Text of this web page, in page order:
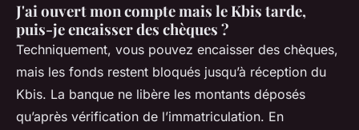
J'ai ouvert mon compte mais le Kbis tarde,
puis-je encaisser des chèques ?
Techniquement, vous pouvez encaisser des chèques,
mais les fonds restent bloqués jusqu’à réception du
Kbis. La banque ne libère les montants déposés
qu’après vérification de l’immatriculation. En